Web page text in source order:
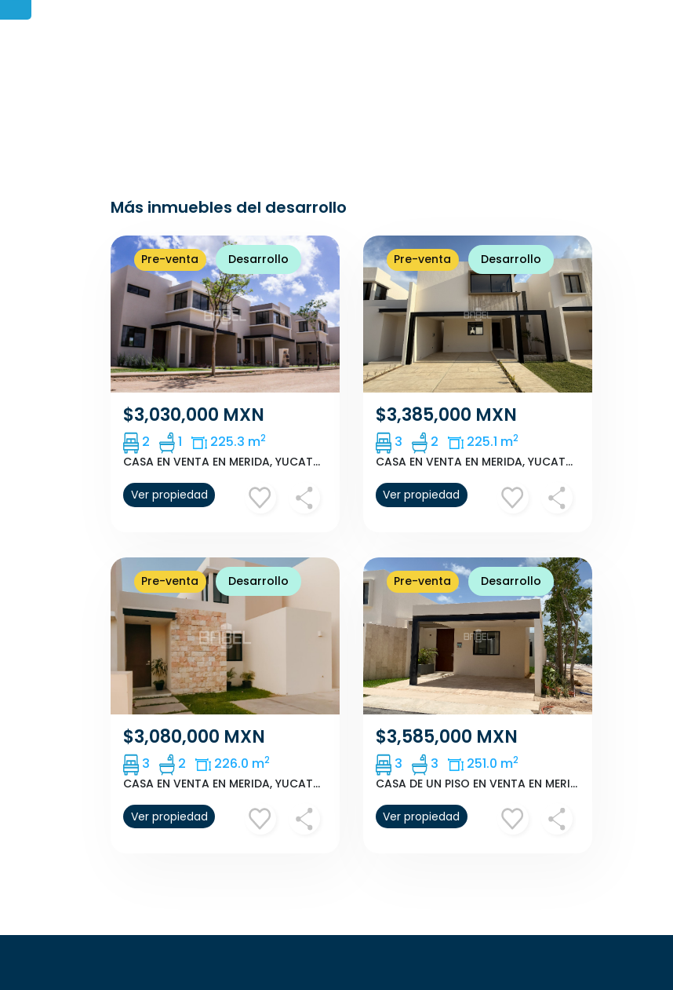
Más inmuebles del desarrollo
Pre-venta Desarrollo
$3,030,000 MXN
2 1 225.3 m2
CASA EN VENTA EN MERIDA, YUCATAN, CONKAL, CUMBRES, NOVONORTE MOD. C
Ver propiedad
Pre-venta Desarrollo
$3,385,000 MXN
3 2 225.1 m2
CASA EN VENTA EN MERIDA, YUCATAN, CONKAL, CUMBRES NOVONORTE MOD E.
Ver propiedad
Pre-venta Desarrollo
$3,080,000 MXN
3 2 226.0 m2
CASA EN VENTA EN MERIDA, YUCATAN, CONKAL, CUMBRES NOVONORTE MOD. G
Ver propiedad
Pre-venta Desarrollo
$3,585,000 MXN
3 3 251.0 m2
CASA DE UN PISO EN VENTA EN MERIDA, YUCATAN, CUMBRES NOVONORTE MOD H
Ver propiedad